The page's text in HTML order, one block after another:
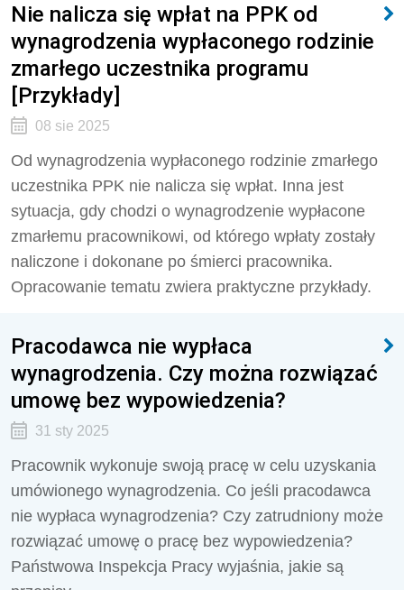
Nie nalicza się wpłat na PPK od
wynagrodzenia wypłaconego rodzinie
zmarłego uczestnika programu
[Przykłady]
08 sie 2025
Od wynagrodzenia wypłaconego rodzinie zmarłego
uczestnika PPK nie nalicza się wpłat. Inna jest
sytuacja, gdy chodzi o wynagrodzenie wypłacone
zmarłemu pracownikowi, od którego wpłaty zostały
naliczone i dokonane po śmierci pracownika.
Opracowanie tematu zwiera praktyczne przykłady.
Pracodawca nie wypłaca
wynagrodzenia. Czy można rozwiązać
umowę bez wypowiedzenia?
31 sty 2025
Pracownik wykonuje swoją pracę w celu uzyskania
umówionego wynagrodzenia. Co jeśli pracodawca
nie wypłaca wynagrodzenia? Czy zatrudniony może
rozwiązać umowę o pracę bez wypowiedzenia?
Państwowa Inspekcja Pracy wyjaśnia, jakie są